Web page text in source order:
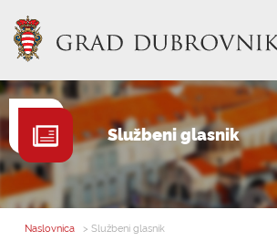
GRADSKA UPRAVA
GRADONAČELNIK
MJESNA SAMOUPRAVA
Službeni glasnik
Naslovnica > Službeni glasnik